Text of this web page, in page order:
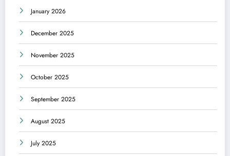
January 2026
December 2025
November 2025
October 2025
September 2025
August 2025
July 2025